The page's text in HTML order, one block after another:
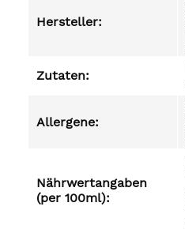
Hersteller:
Zutaten:
Allergene:
Nährwertangaben
(per 100ml):